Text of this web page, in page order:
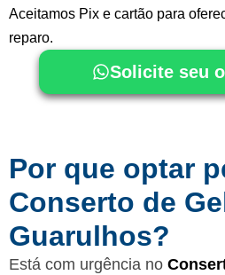
Aceitamos Pix e cartão para
reparo.
Solicite seu
Por que optar
Conserto de
Guarulhos?
Está com urgência no